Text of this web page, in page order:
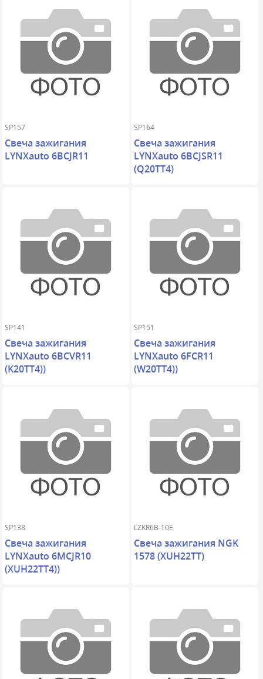
SP157
Свеча зажигания
LYNXauto 6BCJR11
SP164
Свеча зажигания
LYNXauto 6BCJSR11
(Q20TT4)
SP141
Свеча зажигания
LYNXauto 6BCVR11
(K20TT4))
SP151
Свеча зажигания
LYNXauto 6FCR11
(W20TT4))
SP138
Свеча зажигания
LYNXauto 6MCJR10
(XUH22TT4))
LZKR6B-10E
Свеча зажигания NGK
1578 (XUH22TT)